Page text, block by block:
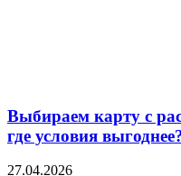
Выбираем карту с
где условия
27.04.2026